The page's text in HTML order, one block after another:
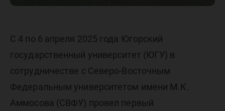
С 4 по 6 апреля 2025 года Югорский
государственный университет (ЮГУ) в
сотрудничестве с Северо-Восточным
Федеральным университетом имени М.К.
Аммосова (СВФУ) провел первый